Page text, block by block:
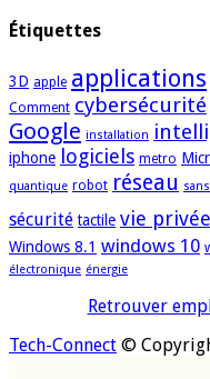
Étiquettes
3D apple applications
Comment cybersécurité
Google installation
iphone logiciels metro
quantique robot réseau
sécurité tactile vie privée
Windows 8.1 windows 10
électronique énergie
Retrouver
Tech-Connect ©